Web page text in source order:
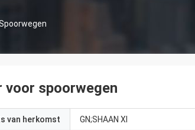
voor spoorwegen
van herkomst GN;SHAAN XI